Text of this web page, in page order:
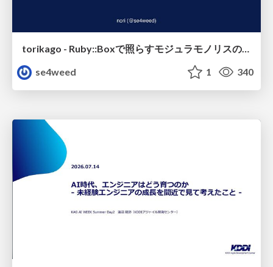
torikago - Ruby::Boxで照らすモジュラモノリスの実行境界
se4weed
1 340